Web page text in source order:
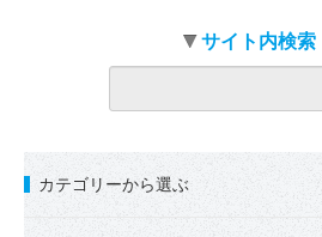
サイト内検索
カテゴリーから選ぶ